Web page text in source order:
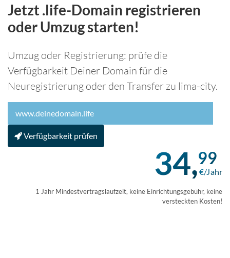
Jetzt .life-Domain registrieren
oder Umzug starten!
Umzug oder Registrierung: prüfe die
Verfügbarkeit Deiner Domain für die
Neuregistrierung oder den Transfer zu lima-city.
Verfügbarkeit prüfen
34,99
€/Jahr
1 Jahr Mindestvertragslaufzeit, keine Einrichtungsgebühr, keine
versteckten Kosten!